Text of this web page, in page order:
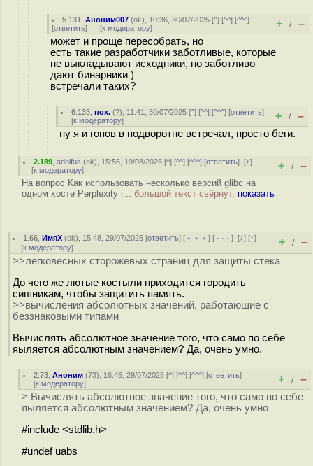
5.131 ,Аноним007 (ok), 10:36, 30/07/2025 [^] [^^] [^^^]
[ответить] [к модератору] + / –
может и проще пересобрать, но
есть такие разработчики заботливые, которые
не выкладывают исходники, но заботливо
дают бинарники )
встречали таких?
6.133 ,пох. (?), 11:41, 30/07/2025 [^] [^^] [^^^] [ответить]
[к модератору] + / –
ну я и гопов в подворотне встречал, просто беги.
2.189 ,adolfus (ok), 15:56, 19/08/2025 [^] [^^] [^^^] [ответить][↑]
[к модератору] + / –
На вопрос Как использовать несколько версий glibc на
одном хосте Perplexity г... большой текст свёрнут, показать
1.66 ,ИмяХ (ok), 15:48, 29/07/2025 [ответить] [ ﹢﹢﹢] [ · · ·][↓] [↑]
[к модератору] + / –
>>легковесных сторожевых страниц для защиты стека
До чего же лютые костыли приходится городить
cишникам, чтобы защитить память.
>>вычисления абсолютных значений, работающие с
беззнаковыми типами
Вычислять абсолютное значение того, что само по себе
яыляется абсолютным значением? Да, очень умно.
2.73 ,Аноним (73), 16:45, 29/07/2025 [^] [^^] [^^^] [ответить]
[к модератору] + / –
> Вычислять абсолютное значение того, что само по себе
яыляется абсолютным значением? Да, очень умно
#include <stdlib.h>
#undef uabs